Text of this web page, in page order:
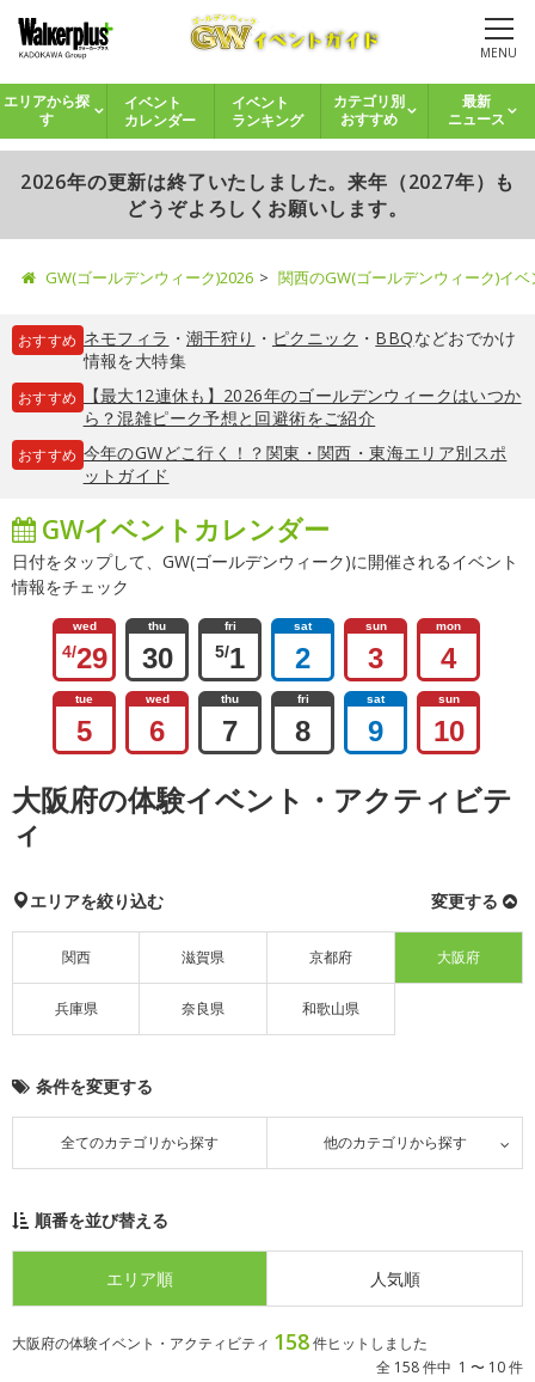
MENU
エリアから探
す
イベント
カレンダー
イベント
ランキング
カテゴリ別
おすすめ
最新
ニュース
2026年の更新は終了いたしました。来年（2027年）も
どうぞよろしくお願いします。
GW(ゴールデンウィーク)2026 関西のGW(ゴールデンウィーク)イ
おすすめ ネモフィラ ・ 潮干狩り ・ ピクニック ・ BBQなどおでかけ
情報を大特集
おすすめ
【最大12連休も】2026年のゴールデンウィークはいつか
ら？混雑ピーク予想と回避術をご紹介
おすすめ 今年のGWどこ行く！？関東・関西・東海エリア別スポ
ットガイド
GWイベントカレンダー
日付をタップして、GW(ゴールデンウィーク)に開催されるイベント
情報をチェック
wed
4/29
thu
30
fri
5/1
sat
2
sun
3
mon
4
tue
5
wed
6
thu
7
fri
8
sat
9
sun
10
大阪府の体験イベント・アクティビテ
ィ
エリアを絞り込む 変更する
関西 滋賀県 京都府 大阪府
兵庫県 奈良県 和歌山県
条件を変更する
全てのカテゴリから探す 他のカテゴリから探す
順番を並び替える
エリア順 人気順
大阪府の体験イベント・アクティビティ 158件ヒットしました
全 158 件中 1 〜 10 件